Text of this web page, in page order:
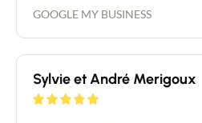
GOOGLE MY BUSINESS
Sylvie et André Merigoux